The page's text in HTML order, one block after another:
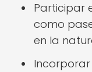
Participar
como
en la
Incorporar